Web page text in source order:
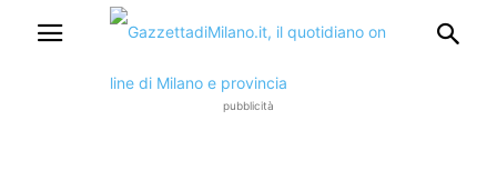
pubblicità